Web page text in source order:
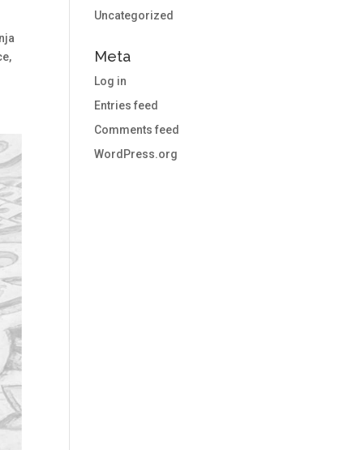
Uncategorized
Meta
Log in
Entries feed
Comments feed
WordPress.org